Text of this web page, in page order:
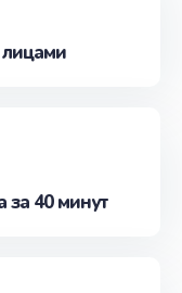
за 40 минут